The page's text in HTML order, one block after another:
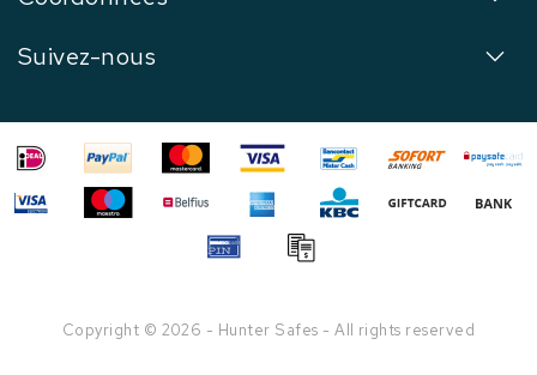
Suivez-nous
Copyright © 2026 - Hunter Safes - All rights reserved